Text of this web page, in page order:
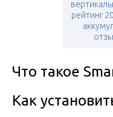
рейтинг
Что такое
Как